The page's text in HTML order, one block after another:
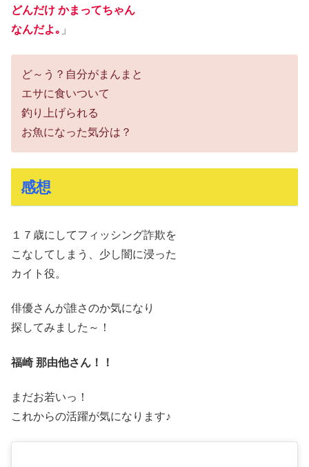
どんだけ かまってちゃん
なんだよ｡ 」
ど～う？自分がまんまと
エサに食いついて
釣り上げられる
お魚になった気分は？
感想
１７歳にしてフィッシング詐欺を
こなしてしまう、少し闇に浸った
カイト役。
俳優さんが誰さのか気になり
探してみました～！
福崎 那由他さん！！
まだお若いっ！
これからの活躍が気になります♪